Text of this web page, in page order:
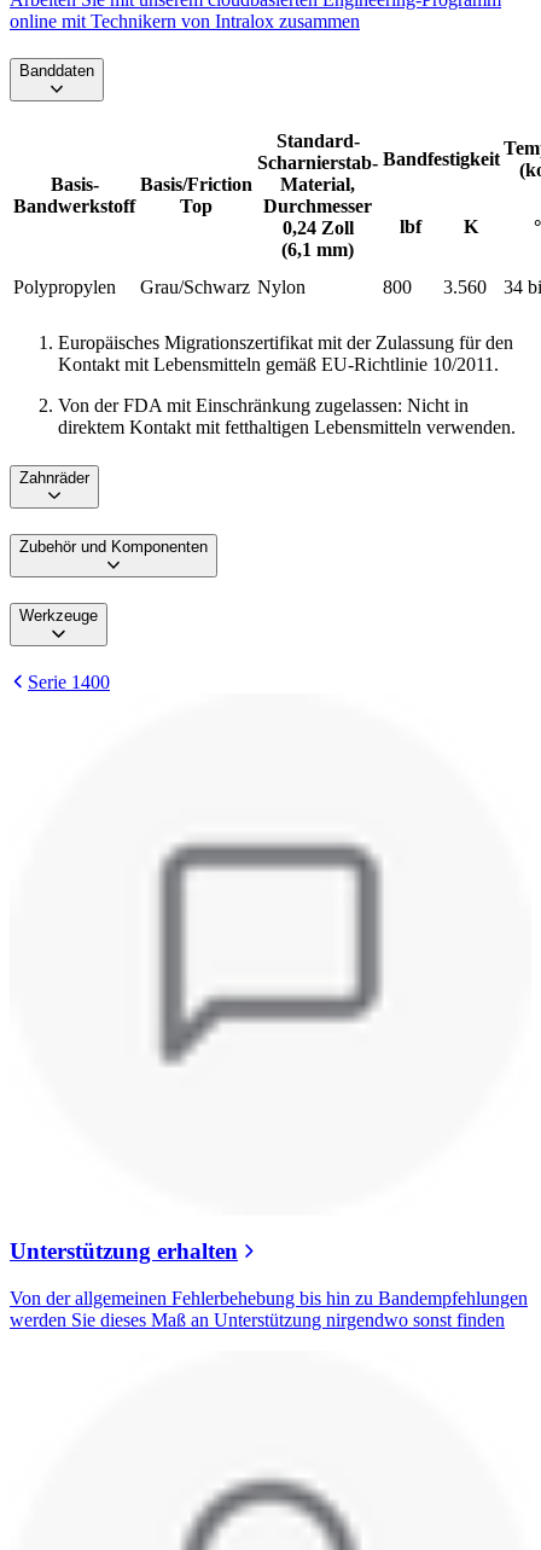
online mit Technikern von Intralox zusammen
Banddaten
Basis-
Bandwerkstoff
Basis/Friction
Top
Standard-
Scharnierstab-
Material,
Durchmesser
0,24 Zoll
(6,1 mm)
Bandfestigkeit
lbf K
Polypropylen Grau/Schwarz Nylon 800 3.560 34
Europäisches Migrationszertifikat mit der Zulassung für den
Kontakt mit Lebensmitteln gemäß EU-Richtlinie 10/2011.
Von der FDA mit Einschränkung zugelassen: Nicht in
direktem Kontakt mit fetthaltigen Lebensmitteln verwenden.
Zahnräder
Zubehör und Komponenten
Werkzeuge
Serie 1400
Unterstützung erhalten
Von der allgemeinen Fehlerbehebung bis hin zu Bandempfehlungen
werden Sie dieses Maß an Unterstützung nirgendwo sonst finden